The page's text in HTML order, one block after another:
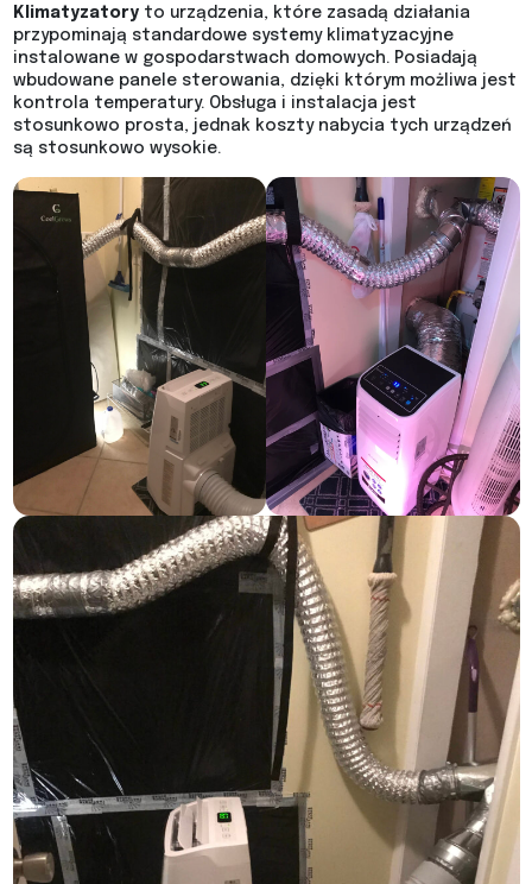
Klimatyzatory to urządzenia, które zasadą działania
przypominają standardowe systemy klimatyzacyjne
instalowane w gospodarstwach domowych. Posiadają
wbudowane panele sterowania, dzięki którym możliwa jest
kontrola temperatury. Obsługa i instalacja jest
stosunkowo prosta, jednak koszty nabycia tych urządzeń
są stosunkowo wysokie.